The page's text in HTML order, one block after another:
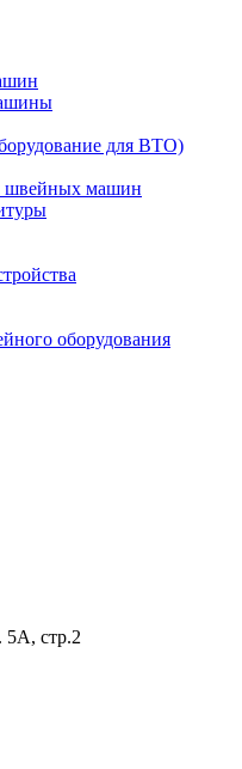
для ВТО)
швейных машин
оборудования
5А, стр.2